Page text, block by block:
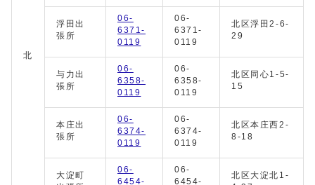
北
浮田出
張所
06-
6371-
0119
06-
6371-
0119
北区浮田2-6-
29
与力出
張所
06-
6358-
0119
06-
6358-
0119
北区同心1-5-
15
本庄出
張所
06-
6374-
0119
06-
6374-
0119
北区本庄西2-
8-18
大淀町
06-
6454-
06-
6454-
北区大淀北1-